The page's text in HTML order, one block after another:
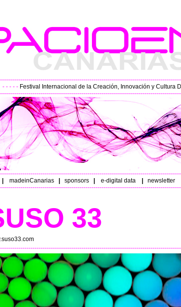
- - - - - Festival Internacional de la Creación, Innovación y Cultura
madeinCanarias sponsors e-digital data newsletter